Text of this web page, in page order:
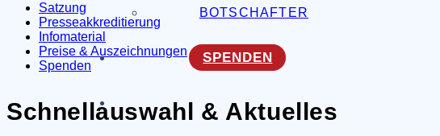
BOTSCHAFTER
SPENDEN
Satzung
Presseakkreditierung
Infomaterial
Preise & Auszeichnungen
Spenden
Schnellauswahl & Aktuelles